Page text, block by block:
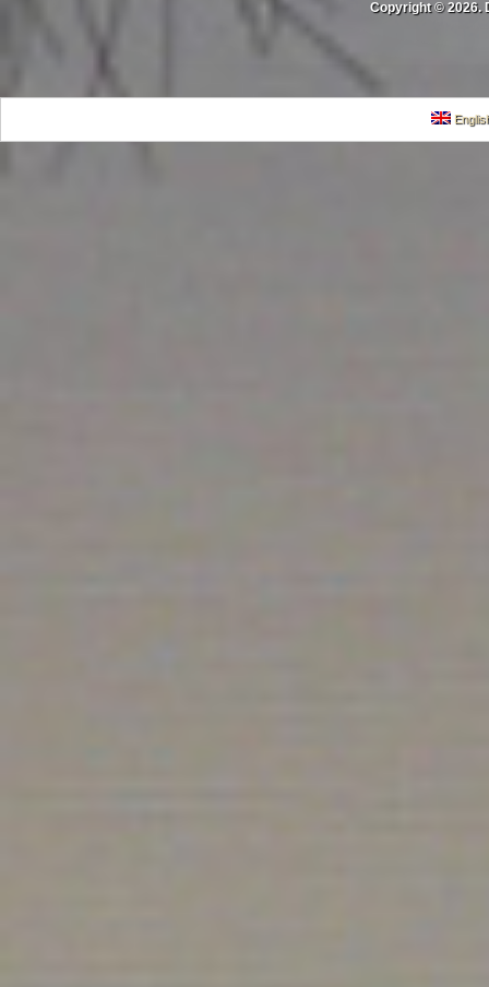
Copyright © 2026.